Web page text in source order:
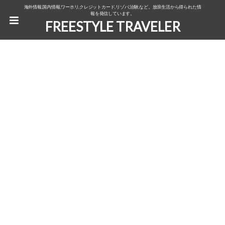
海外情報,国内情報,ワーホリ,クレジットカード,リゾバ,治験,など。放浪生活から得られた情
報を発信しています。
FREESTYLE TRAVELER